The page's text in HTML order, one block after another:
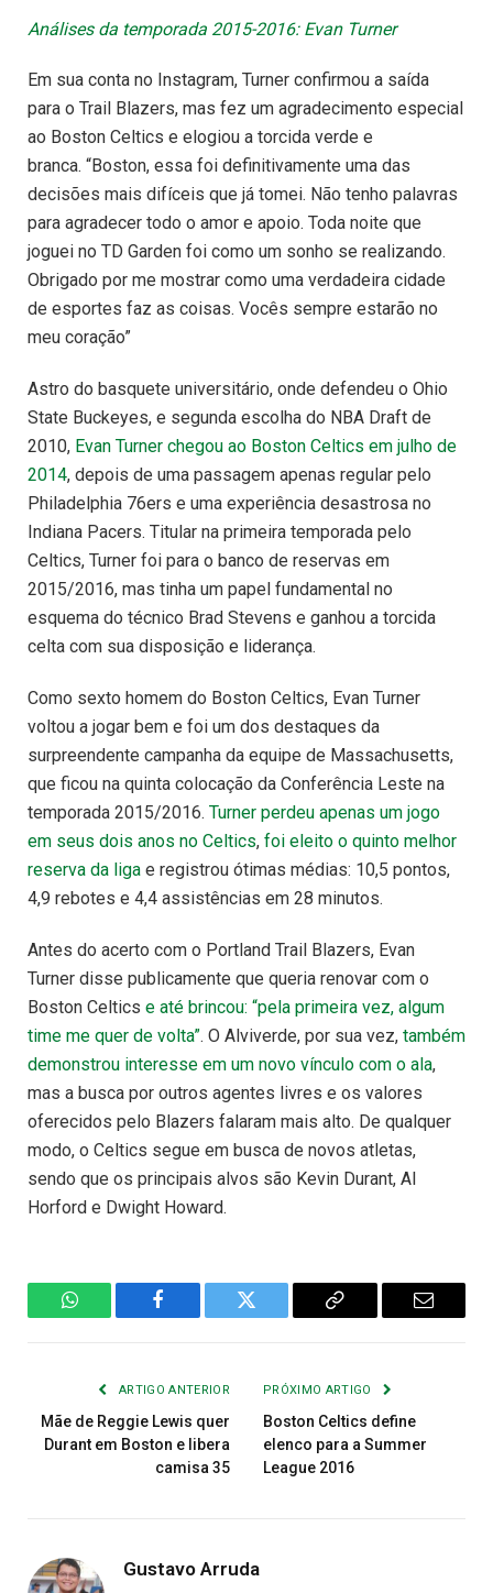
Análises da temporada 2015-2016: Evan Turner
Em sua conta no Instagram, Turner confirmou a saída
para o Trail Blazers, mas fez um agradecimento especial
ao Boston Celtics e elogiou a torcida verde e
branca. “Boston, essa foi definitivamente uma das
decisões mais difíceis que já tomei. Não tenho palavras
para agradecer todo o amor e apoio. Toda noite que
joguei no TD Garden foi como um sonho se realizando.
Obrigado por me mostrar como uma verdadeira cidade
de esportes faz as coisas. Vocês sempre estarão no
meu coração”
Astro do basquete universitário, onde defendeu o Ohio
State Buckeyes, e segunda escolha do NBA Draft de
2010, Evan Turner chegou ao Boston Celtics em julho de
2014, depois de uma passagem apenas regular pelo
Philadelphia 76ers e uma experiência desastrosa no
Indiana Pacers. Titular na primeira temporada pelo
Celtics, Turner foi para o banco de reservas em
2015/2016, mas tinha um papel fundamental no
esquema do técnico Brad Stevens e ganhou a torcida
celta com sua disposição e liderança.
Como sexto homem do Boston Celtics, Evan Turner
voltou a jogar bem e foi um dos destaques da
surpreendente campanha da equipe de Massachusetts,
que ficou na quinta colocação da Conferência Leste na
temporada 2015/2016. Turner perdeu apenas um jogo
em seus dois anos no Celtics, foi eleito o quinto melhor
reserva da liga e registrou ótimas médias: 10,5 pontos,
4,9 rebotes e 4,4 assistências em 28 minutos.
Antes do acerto com o Portland Trail Blazers, Evan
Turner disse publicamente que queria renovar com o
Boston Celtics e até brincou: “pela primeira vez, algum
time me quer de volta”. O Alviverde, por sua vez, também
demonstrou interesse em um novo vínculo com o ala,
mas a busca por outros agentes livres e os valores
oferecidos pelo Blazers falaram mais alto. De qualquer
modo, o Celtics segue em busca de novos atletas,
sendo que os principais alvos são Kevin Durant, Al
Horford e Dwight Howard.
WhatsAppFacebook Twitter
Copiar
E-
ARTIGO ANTERIOR
Mãe de Reggie Lewis quer
Durant em Boston e libera
camisa 35
PRÓXIMO ARTIGO
Boston Celtics define
elenco para a Summer
League 2016
Gustavo Arruda